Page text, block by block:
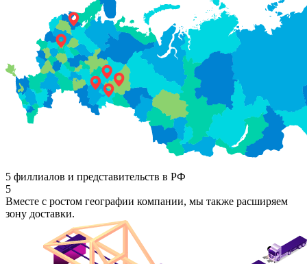
5 филлиалов и представительств в РФ
5
Вместе с ростом географии компании, мы также расширяем
зону доставки.